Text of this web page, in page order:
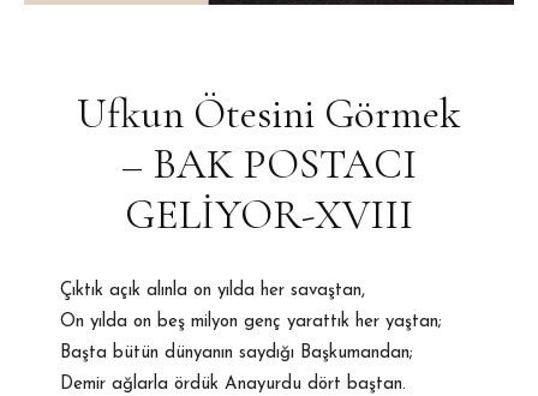
Ufkun Ötesini Görmek
– BAK POSTACI
GELİYOR-XVIII
Çıktık açık alınla on yılda her savaştan,
On yılda on beş milyon genç yarattık her yaştan;
Başta bütün dünyanın saydığı Başkumandan;
Demir ağlarla ördük Anayurdu dört baştan.